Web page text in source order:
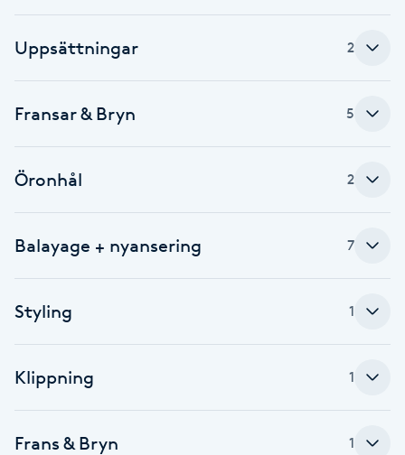
Fotsvamp
Fransar
Fransborttagning
Fransförlängning Megavolym
Fransförlängning Volym
Uppsättningar 2
Fransar & Bryn 5
Öronhål 2
Balayage + nyansering 7
Styling 1
Klippning 1
Frans & Bryn 1